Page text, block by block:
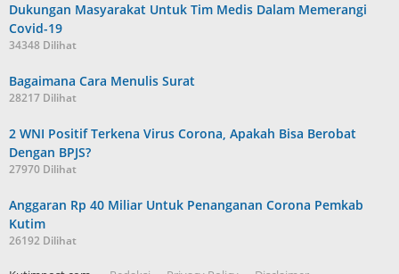
Dukungan Masyarakat Untuk Tim Medis Dalam Memerangi
Covid-19
34348 Dilihat
Bagaimana Cara Menulis Surat
28217 Dilihat
2 WNI Positif Terkena Virus Corona, Apakah Bisa Berobat
Dengan BPJS?
27970 Dilihat
Anggaran Rp 40 Miliar Untuk Penanganan Corona Pemkab
Kutim
26192 Dilihat